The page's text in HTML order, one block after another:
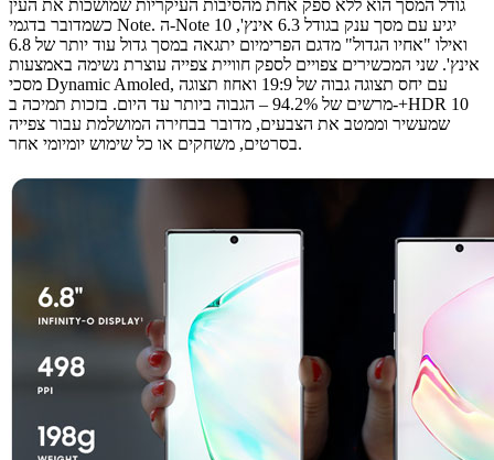
גודל המסך הוא ללא ספק אחת מהסיבות העיקריות שמושכות את העין
כשמדובר בדגמי Note. ה-Note 10 יגיע עם מסך ענק בגודל 6.3 אינץ',
ואילו "אחיו הגדול" מדגם הפרימיום יתגאה במסך גדול עוד יותר של 6.8
אינץ'. שני המכשירים צפויים לספק חוויית צפייה עוצרת נשימה באמצעות
מסכי Dynamic Amoled, עם יחס תצוגה גבוה של 19:9 ואחוז תצוגה
מרשים של 94.2% – הגבוה ביותר עד היום. בזכות תמיכה ב-+HDR 10
שמעשיר וממטב את הצבעים, מדובר בבחירה המושלמת עבור צפייה
בסרטים, משחקים או כל שימוש יומיומי אחר.